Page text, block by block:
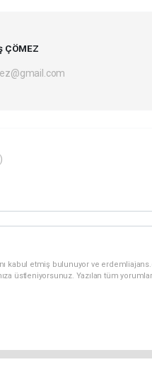
ÇÖMEZ
kabul etmiş bulunuyor ve
üstleniyorsunuz. Yazılan tüm